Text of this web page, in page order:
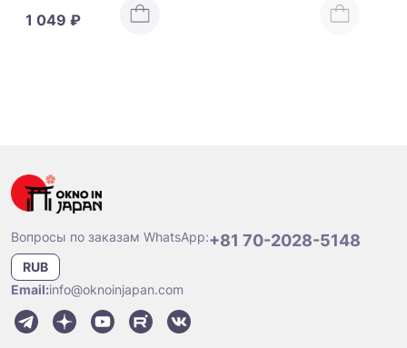
Kampo Kids Eye
1 049 ₽
ASAHI Green Juice & 21
Вопросы по заказам WhatsApp:+81 70-2028-5148
RUB
Email:info@oknoinjapan.com